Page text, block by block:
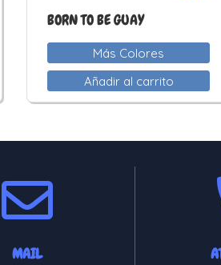
BORN TO BE GUAY
Más Colores
Añadir al carrito
MAIL